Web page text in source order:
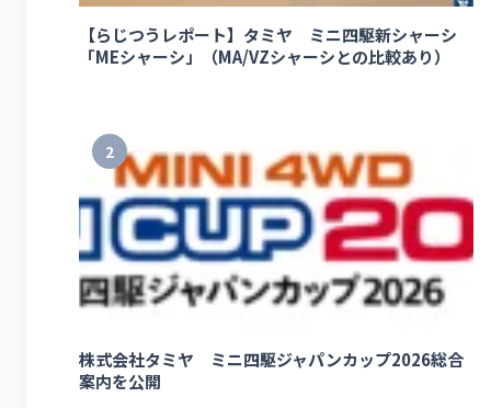
【らじつうレポート】タミヤ ミニ四駆新シャーシ
「MEシャーシ」（MA/VZシャーシとの比較あり）
2
株式会社タミヤ ミニ四駆ジャパンカップ2026総合
案内を公開